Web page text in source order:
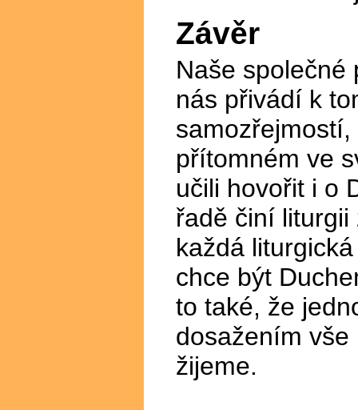
Závěr
Naše společné
nás přivádí k
přítomném ve
učili hovořit i o
řadě činí liturgii
každá
chce být
to také, že
dosažením
žijeme.